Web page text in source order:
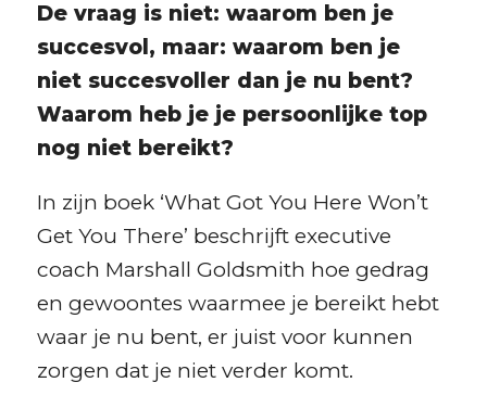
De vraag is niet: waarom ben je
succesvol, maar: waarom ben je
niet succesvoller dan je nu bent?
Waarom heb je je persoonlijke top
nog niet bereikt?
In zijn boek ‘What Got You Here Won’t
Get You There’ beschrijft executive
coach Marshall Goldsmith hoe gedrag
en gewoontes waarmee je bereikt hebt
waar je nu bent, er juist voor kunnen
zorgen dat je niet verder komt.